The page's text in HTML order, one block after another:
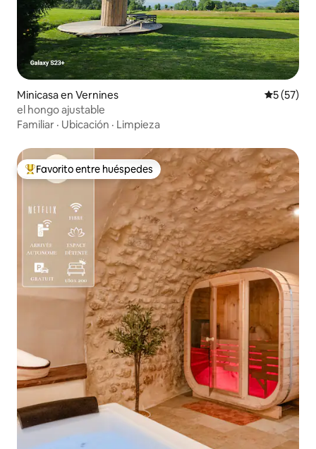
Minicasa en Vernines
5 (57)
el hongo ajustable
Familiar · Ubicación · Limpieza
Favorito entre huéspedes preferido
Favorito entre huéspedes